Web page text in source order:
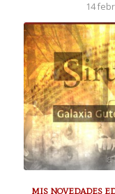
14
MIS NOVEDADES